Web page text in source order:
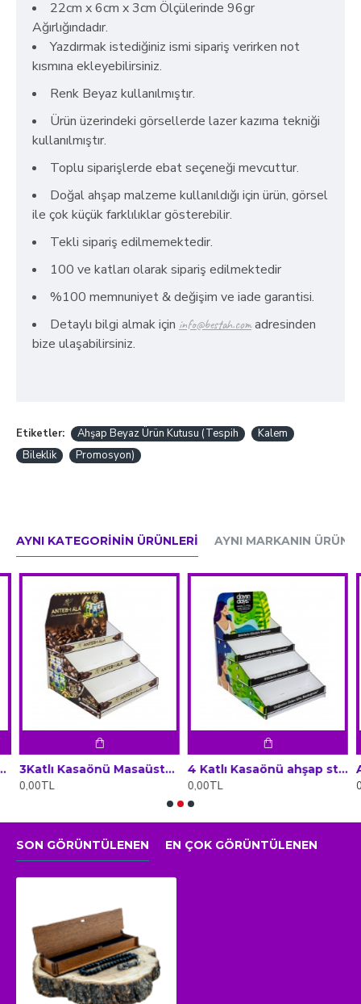
22cm x 6cm x 3cm Ölçülerinde 96gr
Ağırlığındadır.
Yazdırmak istediğiniz ismi sipariş verirken not
kısmına ekleyebilirsiniz.
Renk Beyaz kullanılmıştır.
Ürün üzerindeki görsellerde lazer kazıma tekniği
kullanılmıştır.
Toplu siparişlerde ebat seçeneği mevcuttur.
Doğal ahşap malzeme kullanıldığı için ürün, görsel
ile çok küçük farklılıklar gösterebilir.
Tekli sipariş edilmemektedir.
100 ve katları olarak sipariş edilmektedir
%100 memnuniyet & değişim ve iade garantisi.
Detaylı bilgi almak için info@bestah.comadresinden
bize ulaşabilirsiniz.
Etiketler: Ahşap Beyaz Ürün Kutusu (Tespih
Kalem
Bileklik
Promosyon)
AYNI KATEGORININ ÜRÜNLERI AYNI MARKANIN
Stand
3Katlı Kasaönü Masaüstü Ahşap Stand
0,00TL
4 Katlı Kasaönü ahşap stand
0,00TL
SON GÖRÜNTÜLENEN EN ÇOK GÖRÜNTÜLENEN